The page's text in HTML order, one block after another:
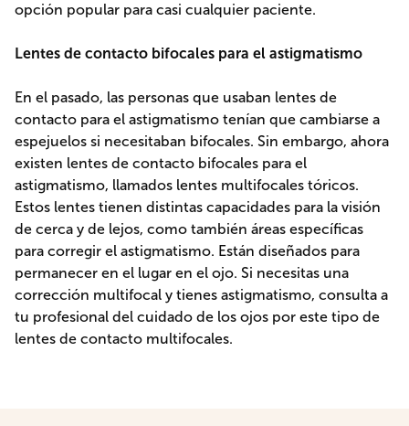
opción popular para casi cualquier paciente.
Lentes de contacto bifocales para el astigmatismo
En el pasado, las personas que usaban lentes de
contacto para el astigmatismo tenían que cambiarse a
espejuelos si necesitaban bifocales. Sin embargo, ahora
existen lentes de contacto bifocales para el
astigmatismo, llamados lentes multifocales tóricos.
Estos lentes tienen distintas capacidades para la visión
de cerca y de lejos, como también áreas específicas
para corregir el astigmatismo. Están diseñados para
permanecer en el lugar en el ojo. Si necesitas una
corrección multifocal y tienes astigmatismo, consulta a
tu profesional del cuidado de los ojos por este tipo de
lentes de contacto multifocales.